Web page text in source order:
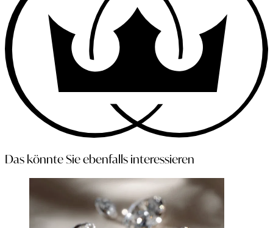
Das könnte Sie ebenfalls interessieren